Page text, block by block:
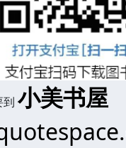
到 小美书屋